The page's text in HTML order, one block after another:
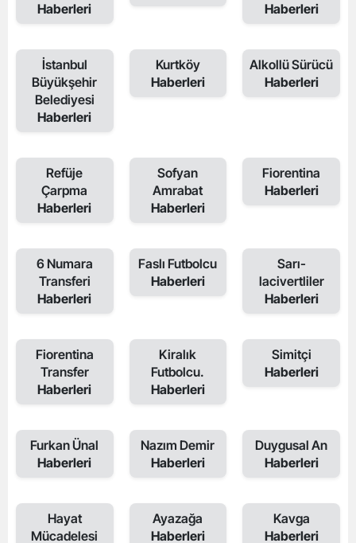
Haberleri
Haberleri
İstanbul
Büyükşehir
Belediyesi
Haberleri
Kurtköy
Haberleri
Alkollü Sürücü
Haberleri
Refüje
Çarpma
Haberleri
Sofyan
Amrabat
Haberleri
Fiorentina
Haberleri
6 Numara
Transferi
Haberleri
Faslı Futbolcu
Haberleri
Sarı-
lacivertliler
Haberleri
Fiorentina
Transfer
Haberleri
Kiralık
Futbolcu.
Haberleri
Simitçi
Haberleri
Furkan Ünal
Haberleri
Nazım Demir
Haberleri
Duygusal An
Haberleri
Hayat
Mücadelesi
Ayazağa
Haberleri
Kavga
Haberleri